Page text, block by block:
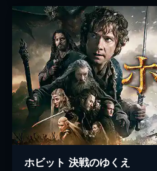
ホビット 決戦のゆくえ